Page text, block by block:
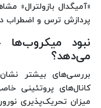
«آمیگدال بازولترال»
پردازش ترس و اضطراب
نبود میکروب‌ها
می‌دهد؟
بررسی‌های بیشتر نشان
میزان تحریک‌پذیری